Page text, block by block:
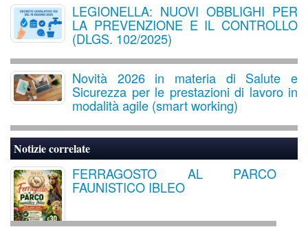
LEGIONELLA: NUOVI OBBLIGHI PER
LA PREVENZIONE E IL CONTROLLO
(DLGS. 102/2025)
Novità 2026 in materia di Salute e
Sicurezza per le prestazioni di lavoro in
modalità agile (smart working)
Notizie correlate
FERRAGOSTO AL PARCO
FAUNISTICO IBLEO